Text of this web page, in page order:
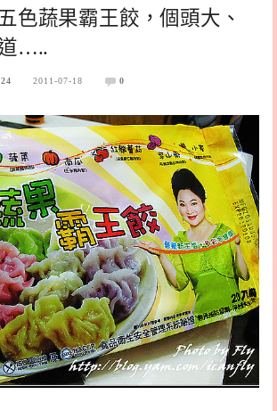
色蔬果霸王餃，個頭大、
…..
2011-07-18 0